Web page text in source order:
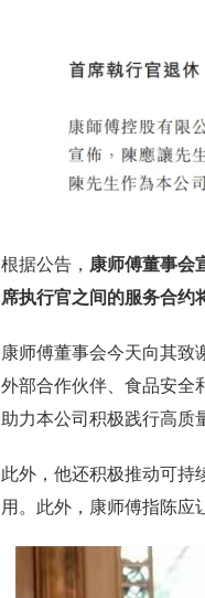
根据公告， 康师傅董事会
席执行官之间的服务合约
康师傅董事会今天向其致
外部合作伙伴、食品安全
助力本公司积极践行高质
此外，他还积极推动可持
用。此外，康师傅指陈应